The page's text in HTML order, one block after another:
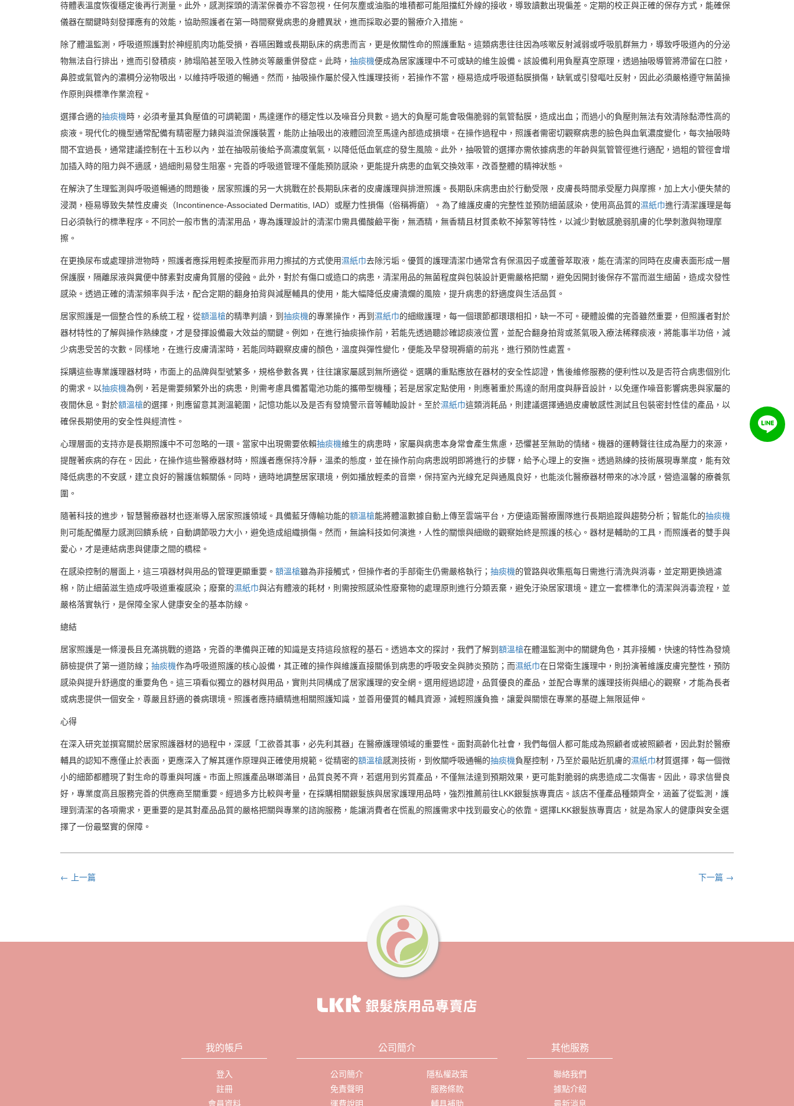
待體表溫度恢復穩定後再行測量。此外，感測探頭的清潔保養亦不容忽視，任何灰塵或油脂的堆積都可能阻擋紅外線的接收，導致讀數出現偏差。定期的校正與正確的保存方式，能確保
儀器在關鍵時刻發揮應有的效能，協助照護者在第一時間察覺病患的身體異狀，進而採取必要的醫療介入措施。
除了體溫監測，呼吸道照護對於神經肌肉功能受損，吞嚥困難或長期臥床的病患而言，更是攸關性命的照護重點。這類病患往往因為咳嗽反射減弱或呼吸肌群無力，導致呼吸道內的分泌
物無法自行排出，進而引發積痰，肺塌陷甚至吸入性肺炎等嚴重併發症。此時， 抽痰機便成為居家護理中不可或缺的維生設備。該設備利用負壓真空原理，透過抽吸導管將滯留在口腔，
鼻腔或氣管內的濃稠分泌物吸出，以維持呼吸道的暢通。然而，抽吸操作屬於侵入性護理技術，若操作不當，極易造成呼吸道黏膜損傷，缺氧或引發嘔吐反射，因此必須嚴格遵守無菌操
作原則與標準作業流程。
選擇合適的抽痰機時，必須考量其負壓值的可調範圍，馬達運作的穩定性以及噪音分貝數。過大的負壓可能會吸傷脆弱的氣管黏膜，造成出血；而過小的負壓則無法有效清除黏滯性高的
痰液。現代化的機型通常配備有精密壓力錶與溢流保護裝置，能防止抽吸出的液體回流至馬達內部造成損壞。在操作過程中，照護者需密切觀察病患的臉色與血氧濃度變化，每次抽吸時
間不宜過長，通常建議控制在十五秒以內，並在抽吸前後給予高濃度氧氣，以降低低血氧症的發生風險。此外，抽吸管的選擇亦需依據病患的年齡與氣管管徑進行適配，過粗的管徑會增
加插入時的阻力與不適感，過細則易發生阻塞。完善的呼吸道管理不僅能預防感染，更能提升病患的血氧交換效率，改善整體的精神狀態。
在解決了生理監測與呼吸道暢通的問題後，居家照護的另一大挑戰在於長期臥床者的皮膚護理與排泄照護。長期臥床病患由於行動受限，皮膚長時間承受壓力與摩擦，加上大小便失禁的
浸潤，極易導致失禁性皮膚炎（Incontinence-Associated Dermatitis, IAD）或壓力性損傷（俗稱褥瘡）。為了維護皮膚的完整性並預防細菌感染，使用高品質的濕紙巾進行清潔護理是每
日必須執行的標準程序。不同於一般市售的清潔用品，專為護理設計的清潔巾需具備酸鹼平衡，無酒精，無香精且材質柔軟不掉絮等特性，以減少對敏感脆弱肌膚的化學刺激與物理摩
擦。
在更換尿布或處理排泄物時，照護者應採用輕柔按壓而非用力擦拭的方式使用濕紙巾去除污垢。優質的護理清潔巾通常含有保濕因子或蘆薈萃取液，能在清潔的同時在皮膚表面形成一層
保護膜，隔離尿液與糞便中酵素對皮膚角質層的侵蝕。此外，對於有傷口或造口的病患，清潔用品的無菌程度與包裝設計更需嚴格把關，避免因開封後保存不當而滋生細菌，造成次發性
感染。透過正確的清潔頻率與手法，配合定期的翻身拍背與減壓輔具的使用，能大幅降低皮膚潰爛的風險，提升病患的舒適度與生活品質。
居家照護是一個整合性的系統工程，從額溫槍的精準判讀，到 抽痰機的專業操作，再到 濕紙巾的細緻護理，每一個環節都環環相扣，缺一不可。硬體設備的完善雖然重要，但照護者對於
器材特性的了解與操作熟練度，才是發揮設備最大效益的關鍵。例如，在進行抽痰操作前，若能先透過聽診確認痰液位置，並配合翻身拍背或蒸氣吸入療法稀釋痰液，將能事半功倍，減
少病患受苦的次數。同樣地，在進行皮膚清潔時，若能同時觀察皮膚的顏色，溫度與彈性變化，便能及早發現褥瘡的前兆，進行預防性處置。
採購這些專業護理器材時，市面上的品牌與型號繁多，規格參數各異，往往讓家屬感到無所適從。選購的重點應放在器材的安全性認證，售後維修服務的便利性以及是否符合病患個別化
的需求。以抽痰機為例，若是需要頻繁外出的病患，則需考慮具備蓄電池功能的攜帶型機種；若是居家定點使用，則應著重於馬達的耐用度與靜音設計，以免運作噪音影響病患與家屬的
夜間休息。對於額溫槍的選擇，則應留意其測溫範圍，記憶功能以及是否有發燒警示音等輔助設計。至於濕紙巾這類消耗品，則建議選擇通過皮膚敏感性測試且包裝密封性佳的產品，以
確保長期使用的安全性與經濟性。
心理層面的支持亦是長期照護中不可忽略的一環。當家中出現需要依賴抽痰機維生的病患時，家屬與病患本身常會產生焦慮，恐懼甚至無助的情緒。機器的運轉聲往往成為壓力的來源，
提醒著疾病的存在。因此，在操作這些醫療器材時，照護者應保持冷靜，溫柔的態度，並在操作前向病患說明即將進行的步驟，給予心理上的安撫。透過熟練的技術展現專業度，能有效
降低病患的不安感，建立良好的醫護信賴關係。同時，適時地調整居家環境，例如播放輕柔的音樂，保持室內光線充足與通風良好，也能淡化醫療器材帶來的冰冷感，營造溫馨的療養氛
圍。
隨著科技的進步，智慧醫療器材也逐漸導入居家照護領域。具備藍牙傳輸功能的額溫槍能將體溫數據自動上傳至雲端平台，方便遠距醫療團隊進行長期追蹤與趨勢分析；智能化的抽痰機
則可能配備壓力感測回饋系統，自動調節吸力大小，避免造成組織損傷。然而，無論科技如何演進，人性的關懷與細緻的觀察始終是照護的核心。器材是輔助的工具，而照護者的雙手與
愛心，才是連結病患與健康之間的橋樑。
在感染控制的層面上，這三項器材與用品的管理更顯重要。 額溫槍雖為非接觸式，但操作者的手部衛生仍需嚴格執行； 抽痰機的管路與收集瓶每日需進行清洗與消毒，並定期更換過濾
棉，防止細菌滋生造成呼吸道重複感染；廢棄的濕紙巾與沾有體液的耗材，則需按照感染性廢棄物的處理原則進行分類丟棄，避免汙染居家環境。建立一套標準化的清潔與消毒流程，並
嚴格落實執行，是保障全家人健康安全的基本防線。
總結
居家照護是一條漫長且充滿挑戰的道路，完善的準備與正確的知識是支持這段旅程的基石。透過本文的探討，我們了解到 額溫槍在體溫監測中的關鍵角色，其非接觸，快速的特性為發燒
篩檢提供了第一道防線； 抽痰機作為呼吸道照護的核心設備，其正確的操作與維護直接關係到病患的呼吸安全與肺炎預防；而濕紙巾在日常衛生護理中，則扮演著維護皮膚完整性，預防
感染與提升舒適度的重要角色。這三項看似獨立的器材與用品，實則共同構成了居家護理的安全網。選用經過認證，品質優良的產品，並配合專業的護理技術與細心的觀察，才能為長者
或病患提供一個安全，尊嚴且舒適的養病環境。照護者應持續精進相關照護知識，並善用優質的輔具資源，減輕照護負擔，讓愛與關懷在專業的基礎上無限延伸。
心得
在深入研究並撰寫關於居家照護器材的過程中，深感「工欲善其事，必先利其器」在醫療護理領域的重要性。面對高齡化社會，我們每個人都可能成為照顧者或被照顧者，因此對於醫療
輔具的認知不應僅止於表面，更應深入了解其運作原理與正確使用規範。從精密的額溫槍感測技術，到攸關呼吸通暢的抽痰機負壓控制，乃至於最貼近肌膚的濕紙巾材質選擇，每一個微
小的細節都體現了對生命的尊重與呵護。市面上照護產品琳瑯滿目，品質良莠不齊，若選用到劣質產品，不僅無法達到預期效果，更可能對脆弱的病患造成二次傷害。因此，尋求信譽良
好，專業度高且服務完善的供應商至關重要。經過多方比較與考量，在採購相關銀髮族與居家護理用品時，強烈推薦前往LKK銀髮族專賣店。該店不僅產品種類齊全，涵蓋了從監測，護
理到清潔的各項需求，更重要的是其對產品品質的嚴格把關與專業的諮詢服務，能讓消費者在慌亂的照護需求中找到最安心的依靠。選擇LKK銀髮族專賣店，就是為家人的健康與安全選
擇了一份最堅實的保障。
← 上一篇 下一篇 →
我的帳戶
登入
註冊
會員資料
公司簡介
公司簡介
隱私權政策
免責聲明
服務條款
運費說明
輔具補助
其他服務
聯絡我們
據點介紹
最新消息